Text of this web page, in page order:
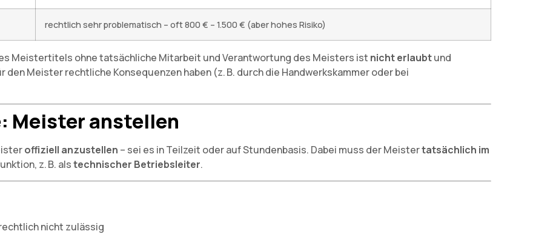
rechtlich sehr problematisch – oft 800 € – 1.500 € (aber hohes Risiko)
Meistertitels ohne tatsächliche Mitarbeit und Verantwortung des Meisters ist nicht erlaubtund
den Meister rechtliche Konsequenzen haben (z. B. durch die Handwerkskammer oder bei
Meister anstellen
offiziell anzustellen – sei es in Teilzeit oder auf Stundenbasis. Dabei muss der Meistertatsächlich im
z. B. alstechnischer Betriebsleiter.
nicht zulässig